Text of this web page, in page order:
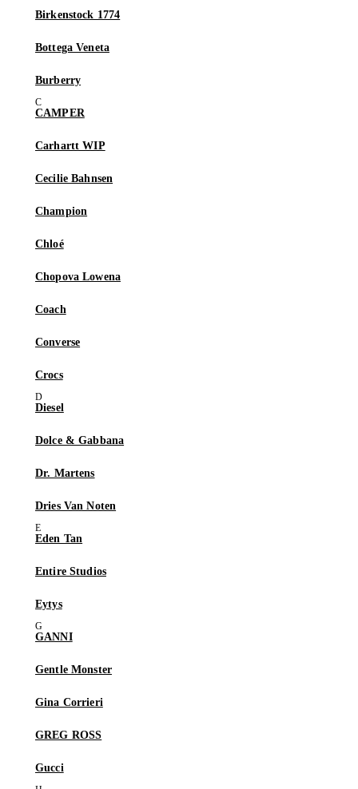
Birkenstock 1774
Bottega Veneta
Burberry
CAMPER
Carhartt WIP
Cecilie Bahnsen
Champion
Chloé
Chopova Lowena
Coach
Converse
Crocs
Diesel
Dolce & Gabbana
Dr. Martens
Dries Van Noten
Eden Tan
Entire Studios
Eytys
GANNI
Gentle Monster
Gina Corrieri
GREG ROSS
Gucci